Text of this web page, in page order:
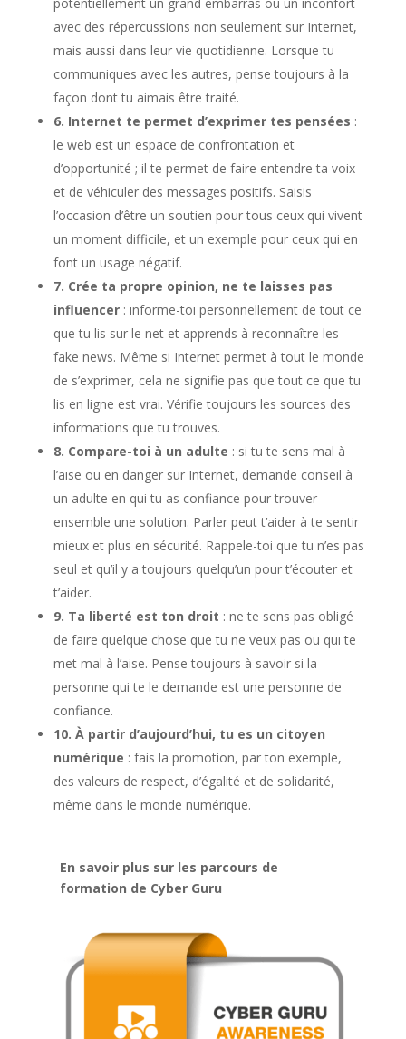
avec des répercussions non seulement sur Internet,
mais aussi dans leur vie quotidienne. Lorsque tu
communiques avec les autres, pense toujours à la
façon dont tu aimais être traité.
6. Internet te permet d’exprimer tes pensées :
le web est un espace de confrontation et
d’opportunité ; il te permet de faire entendre ta voix
et de véhiculer des messages positifs. Saisis
l’occasion d’être un soutien pour tous ceux qui vivent
un moment difficile, et un exemple pour ceux qui en
font un usage négatif.
7. Crée ta propre opinion, ne te laisses pas
influencer: informe-toi personnellement de tout ce
que tu lis sur le net et apprends à reconnaître les
fake news. Même si Internet permet à tout le monde
de s’exprimer, cela ne signifie pas que tout ce que tu
lis en ligne est vrai. Vérifie toujours les sources des
informations que tu trouves.
8. Compare-toi à un adulte : si tu te sens mal à
l’aise ou en danger sur Internet, demande conseil à
un adulte en qui tu as confiance pour trouver
ensemble une solution. Parler peut t’aider à te sentir
mieux et plus en sécurité. Rappele-toi que tu n’es pas
seul et qu’il y a toujours quelqu’un pour t’écouter et
t’aider.
9. Ta liberté est ton droit : ne te sens pas obligé
de faire quelque chose que tu ne veux pas ou qui te
met mal à l’aise. Pense toujours à savoir si la
personne qui te le demande est une personne de
confiance.
10. À partir d’aujourd’hui, tu es un citoyen
numérique : fais la promotion, par ton exemple,
des valeurs de respect, d’égalité et de solidarité,
même dans le monde numérique.
En savoir plus sur les parcours de
formation de Cyber Guru